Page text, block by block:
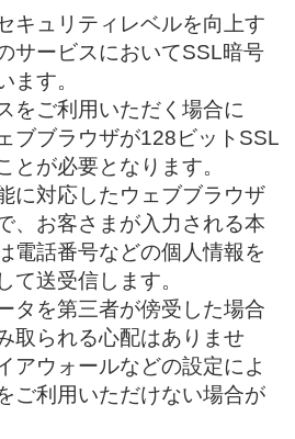
キュリティレベルを向上す
サービスにおいてSSL暗号
ます。
をご利用いただく場合に
ブブラウザが128ビットSSL
とが必要となります。
に対応したウェブブラウザ
、お客さまが入力される本
電話番号などの個人情報を
て送受信します。
タを第三者が傍受した場合
取られる心配はありませ
アウォールなどの設定によ
ご利用いただけない場合が